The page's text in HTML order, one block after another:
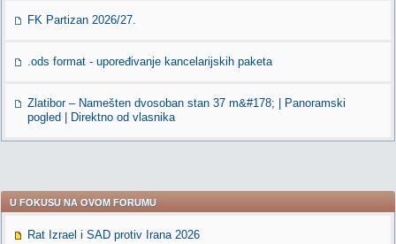
FK Partizan 2026/27.
.ods format - upoređivanje kancelarijskih paketa
Zlatibor – Namešten dvosoban stan 37 m&#178; | Panoramski
pogled | Direktno od vlasnika
U FOKUSU NA OVOM FORUMU
Rat Izrael i SAD protiv Irana 2026